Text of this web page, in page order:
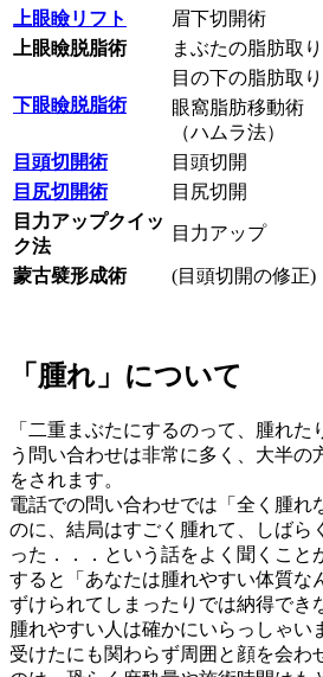
上眼瞼リフト
眉下切開術
上眼瞼脱脂術
まぶたの脂肪取り
下眼瞼脱脂術
目の下の脂肪取り
眼窩脂肪移動術
（ハムラ法）
目頭切開術 目頭切開
目尻切開術
目尻切開
目力アップクイッ
ク法
目力アップ
蒙古襞形成術 (目頭切開の修正)
「腫れ」について
「二重まぶたにするのって、腫れ
う問い合わせは非常に多く、大半の
をされます。
電話での問い合わせでは「全く腫れ
のに、結局はすごく腫れて、しばら
った．．．という話をよく聞くこと
すると「あなたは腫れやすい体質な
ずけられてしまったりでは納得でき
腫れやすい人は確かにいらっしゃい
受けたにも関わらず周囲と顔を会わ